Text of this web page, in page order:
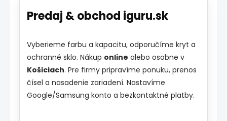
Predaj & obchod iguru.sk
Vyberieme farbu a kapacitu, odporučíme kryt a
ochranné sklo. Nákup online alebo osobne v
Košiciach. Pre firmy pripravíme ponuku, prenos
čísel a nasadenie zariadení. Nastavíme
Google/Samsung konto a bezkontaktné platby.